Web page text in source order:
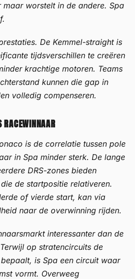
maar worstelt in de andere. Spa
De Kemmel-straight is
tijdsverschillen te creëren
krachtige motoren. Teams
kunnen die gap in
volledig compenseren.
RACEWINNAAR
is de correlatie tussen pole
in Spa minder sterk. De lange
DRS-zones bieden
de startpositie relativeren.
of vierde start, kan via
naar de overwinning rijden.
interessanter dan de
op stratencircuits de
is Spa een circuit waar
vormt. Overweeg